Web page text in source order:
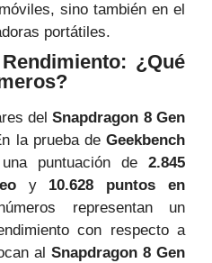
sino también en el
portátiles.
¿Qué
delSnapdragon 8 Gen
la prueba de Geekbench
puntuación de 2.845
y 10.628 puntos en
representan un
con respecto a
al Snapdragon 8 Gen